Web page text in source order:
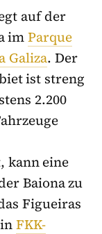
auf der
imParque
Galiza. Der
ist streng
2.200
kann eine
Baiona zu
Figueiras
FKK-